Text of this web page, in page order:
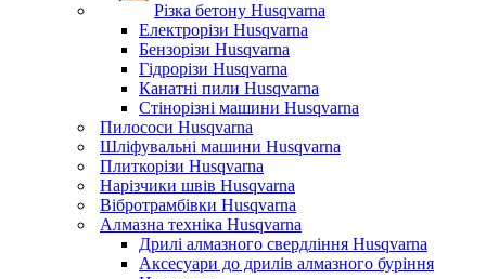
Різка бетону Husqvarna
Електрорізи Husqvarna
Бензорізи Husqvarna
Гідрорізи Husqvarna
Канатні пили Husqvarna
Стінорізні машини Husqvarna
Пилососи Husqvarna
Шліфувальні машини Husqvarna
Плиткорізи Husqvarna
Нарізчики швів Husqvarna
Вібротрамбівки Husqvarna
Алмазна техніка Husqvarna
Дрилі алмазного свердління Husqvarna
Аксесуари до дрилів алмазного буріння